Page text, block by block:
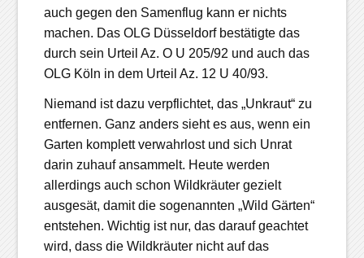
auch gegen den Samenflug kann er nichts
machen. Das OLG Düsseldorf bestätigte das
durch sein Urteil Az. O U 205/92 und auch das
OLG Köln in dem Urteil Az. 12 U 40/93.
Niemand ist dazu verpflichtet, das „Unkraut“ zu
entfernen. Ganz anders sieht es aus, wenn ein
Garten komplett verwahrlost und sich Unrat
darin zuhauf ansammelt. Heute werden
allerdings auch schon Wildkräuter gezielt
ausgesät, damit die sogenannten „Wild Gärten“
entstehen. Wichtig ist nur, das darauf geachtet
wird, dass die Wildkräuter nicht auf das